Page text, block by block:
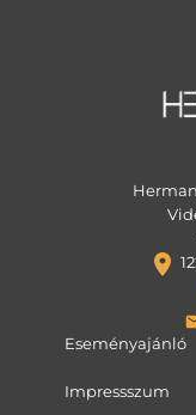
Eseményajánló
Impressszum